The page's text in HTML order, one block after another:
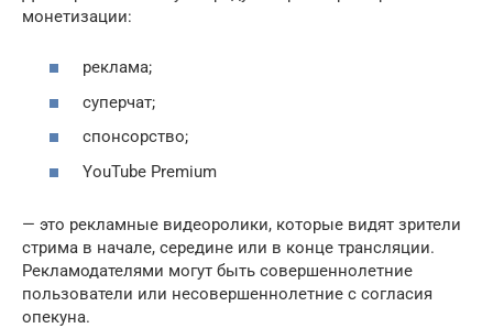
монетизации:
реклама;
суперчат;
спонсорство;
YouTube Premium
— это рекламные видеоролики, которые видят зрители
стрима в начале, середине или в конце трансляции.
Рекламодателями могут быть совершеннолетние
пользователи или несовершеннолетние с согласия
опекуна.